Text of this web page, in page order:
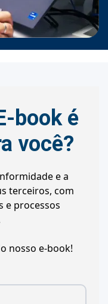
book é
você?
e a
terceiros, com
e processos
nosso e-book!